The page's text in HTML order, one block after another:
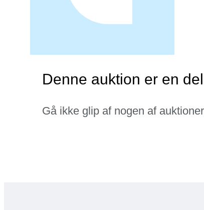
Denne auktion er en
Gå ikke glip af nogen af